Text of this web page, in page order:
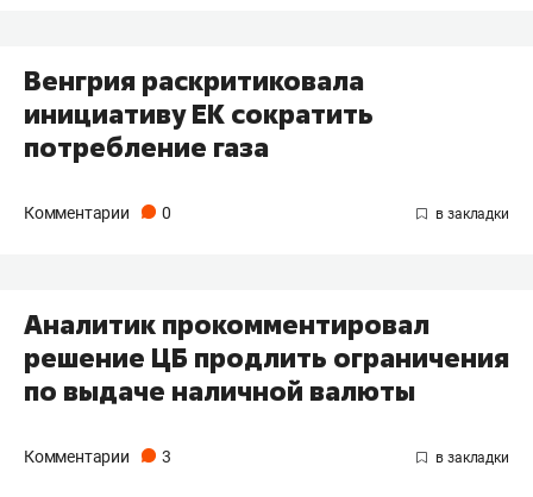
Венгрия раскритиковала
инициативу ЕК сократить
потребление газа
Комментарии 0
Аналитик прокомментировал
решение ЦБ продлить ограничения
по выдаче наличной валюты
Комментарии 3